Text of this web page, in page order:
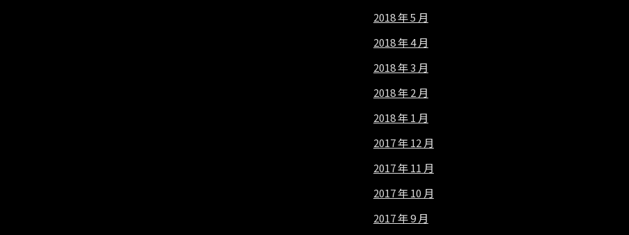
2018 年 5 月
2018 年 4 月
2018 年 3 月
2018 年 2 月
2018 年 1 月
2017 年 12 月
2017 年 11 月
2017 年 10 月
2017 年 9 月